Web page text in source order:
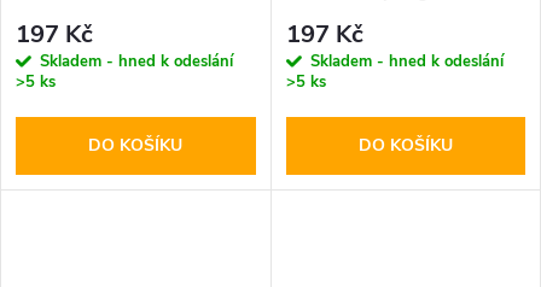
197 Kč
Skladem - hned k odeslání
>5 ks
DO KOŠÍKU
197 Kč
Skladem - hned k odeslání
>5 ks
DO KOŠÍKU